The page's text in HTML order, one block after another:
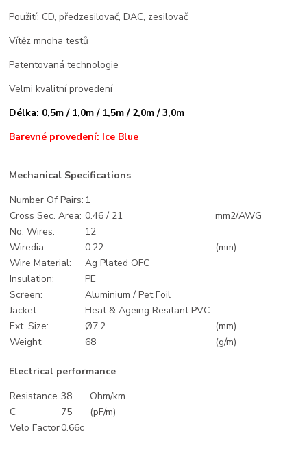
Použití: CD, předzesilovač, DAC, zesilovač
Vítěz mnoha testů
Patentovaná technologie
Velmi kvalitní provedení
Délka: 0,5m / 1,0m / 1,5m / 2,0m / 3,0m
Barevné provedení: Ice Blue
Mechanical Specifications
Number Of Pairs: 1
Cross Sec. Area: 0.46 / 21
mm2/AWG
No. Wires:
12
Wiredia
0.22
(mm)
Wire Material:
Ag Plated OFC
Insulation:
PE
Screen:
Aluminium / Pet Foil
Jacket:
Heat & Ageing Resitant PVC
Ext. Size:
Ø7.2
(mm)
Weight:
68 (g/m)
Electrical performance
Resistance 38
Ohm/km
C
75
(pF/m)
Velo Factor0.66c